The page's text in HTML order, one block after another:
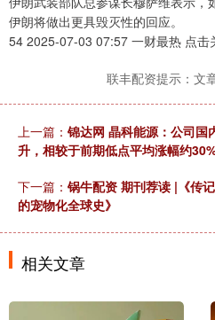
伊朗将做出更具毁灭性的回应。
54 2025-07-03 07:57 一财最热 点击
联丰配资提示：文
上一篇： 锦达网 晶科能源：公司国
升，相较于前期低点平均涨幅约
下一篇： 锅牛配资 期刊荐读 |《传
的宠物化全球史》
相关文章